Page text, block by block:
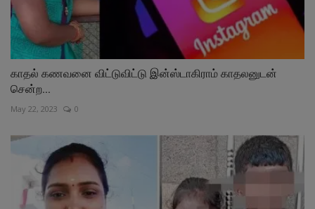
காதல் கணவனை விட்டுவிட்டு இன்ஸ்டாகிராம் காதலனுடன்
சென்ற...
May 22, 2023 0